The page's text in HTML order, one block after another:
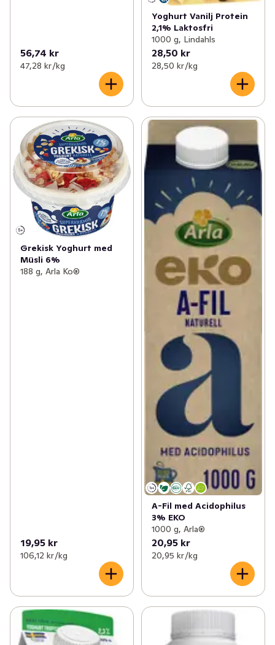
56,74 kr
47,28 kr /kg
Yoghurt Vanilj Protein
2,1% Laktosfri
1000 g, Lindahls
28,50 kr
28,50 kr /kg
Grekisk Yoghurt med
Müsli 6%
188 g, Arla Ko®
19,95 kr
106,12 kr /kg
A-Fil med Acidophilus
3% EKO
1000 g, Arla®
20,95 kr
20,95 kr /kg